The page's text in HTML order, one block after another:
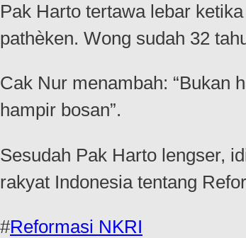
Pak Harto tertawa lebar
pathèken. Wong sudah 32
Cak Nur menambah: “Bukan
hampir bosan”.
Sesudah Pak Harto lengser,
rakyat Indonesia tentang
#Reformasi NKRI